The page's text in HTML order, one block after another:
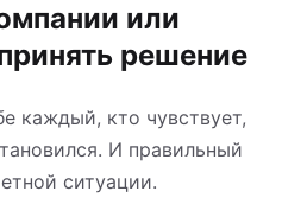
или
решение
каждый, кто чувствует,
И правильный
ситуации.